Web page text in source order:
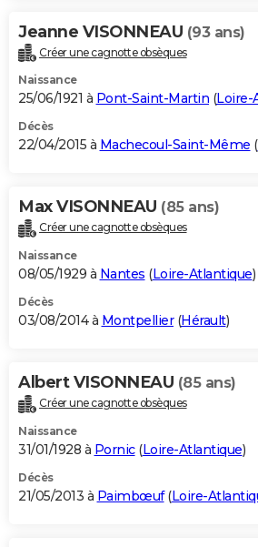
Jeanne VISONNEAU (93 ans)
Créer une cagnotte obsèques
Naissance
25/06/1921 à Pont-Saint-Martin (Loire-
Décès
22/04/2015 à Machecoul-Saint-Même (
Max VISONNEAU (85 ans)
Créer une cagnotte obsèques
Naissance
08/05/1929 à Nantes (Loire-Atlantique)
Décès
03/08/2014 à Montpellier(Hérault)
Albert VISONNEAU (85 ans)
Créer une cagnotte obsèques
Naissance
31/01/1928 à Pornic(Loire-Atlantique)
Décès
21/05/2013 à Paimbœuf(Loire-